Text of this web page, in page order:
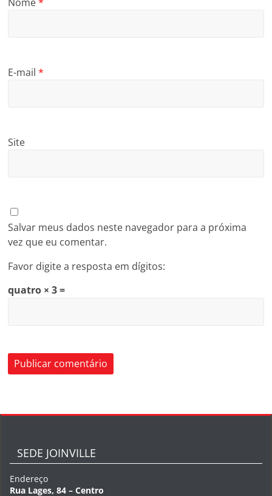
E-mail*
Site
Salvar meus dados neste navegador para a próxima
vez que eu comentar.
Favor digite a resposta em dígitos:
quatro × 3 =
SEDE JOINVILLE
Endereço
Rua Lages, 84 – Centro